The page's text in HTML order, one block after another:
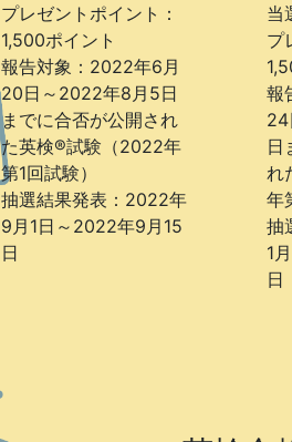
プレゼントポイント：
1,500ポイント
報告対象：2022年6月
20日～2022年8月5日
までに合否が公開され
た英検®試験（2022年
第1回試験）
抽選結果発表：2022年
9月1日～2022年9月15
日
当
プ
報
24
日
れ
年
抽
1
日